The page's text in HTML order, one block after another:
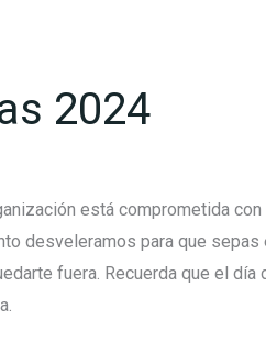
2024
está comprometida
desveleramos para que sepas
fuera. Recuerda que el día